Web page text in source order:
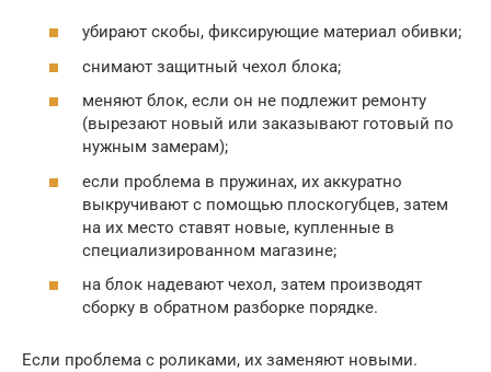
убирают скобы, фиксирующие материал обивки;
снимают защитный чехол блока;
меняют блок, если он не подлежит ремонту
(вырезают новый или заказывают готовый по
нужным замерам);
если проблема в пружинах, их аккуратно
выкручивают с помощью плоскогубцев, затем
на их место ставят новые, купленные в
специализированном магазине;
на блок надевают чехол, затем производят
сборку в обратном разборке порядке.
Если проблема с роликами, их заменяют новыми.